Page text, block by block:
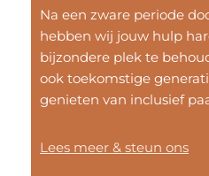
Na een zware periode
hebben wij jouw hulp
bijzondere plek te
ook toekomstige
genieten van inclusief
Lees meer & steun ons